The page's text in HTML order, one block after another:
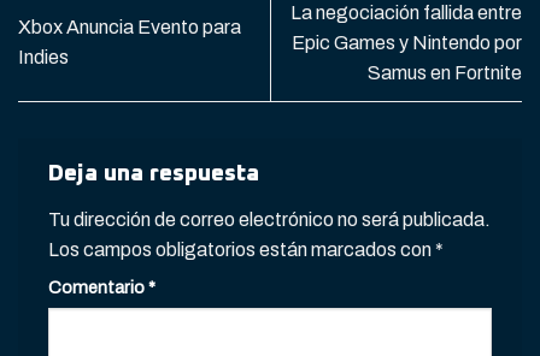
Xbox Anuncia Evento para
Indies
La negociación fallida entre
Epic Games y Nintendo por
Samus en Fortnite
Deja una respuesta
Tu dirección de correo electrónico no será publicada.
Los campos obligatorios están marcados con*
Comentario*